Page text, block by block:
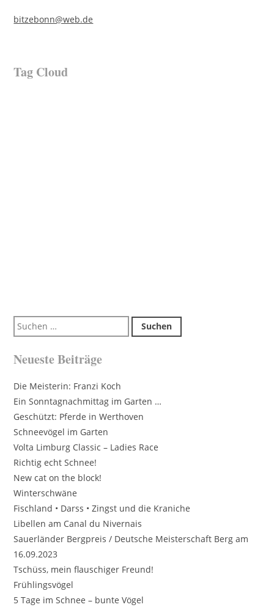
bitzebonn@web.de
Tag Cloud
Suchen
nach:
Neueste Beiträge
Die Meisterin: Franzi Koch
Ein Sonntagnachmittag im Garten …
Geschützt: Pferde in Werthoven
Schneevögel im Garten
Volta Limburg Classic – Ladies Race
Richtig echt Schnee!
New cat on the block!
Winterschwäne
Fischland • Darss • Zingst und die Kraniche
Libellen am Canal du Nivernais
Sauerländer Bergpreis / Deutsche Meisterschaft Berg am
16.09.2023
Tschüss, mein flauschiger Freund!
Frühlingsvögel
5 Tage im Schnee – bunte Vögel